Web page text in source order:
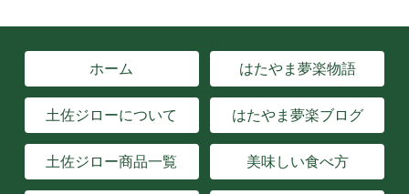
ホーム はたやま夢楽物語
土佐ジローについて はたやま夢楽ブログ
土佐ジロー商品一覧 美味しい食べ方